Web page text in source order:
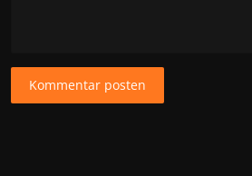
Kommentar posten